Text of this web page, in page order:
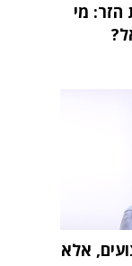
מי
אלא